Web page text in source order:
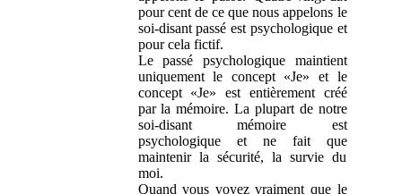
pour cent de ce que nous appelons le
soi-disant passé est psychologique et
pour cela fictif.
Le passé psychologique maintient
uniquement le concept «Je» et le
concept «Je» est entièrement créé
par la mémoire. La plupart de notre
soi-disant mémoire est
psychologique et ne fait que
maintenir la sécurité, la survie du
moi.
Quand vous voyez vraiment que le